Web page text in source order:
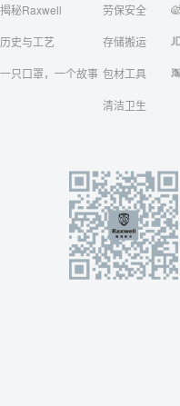
揭秘Raxwell
历史与工艺
一只口罩，一个故事
劳保安全
存储搬运
包材工具
清洁卫生